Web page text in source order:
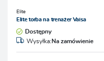
Elite
Elite torba na trenażer Vaisa
Dostępny
Wysyłka:Na zamówienie